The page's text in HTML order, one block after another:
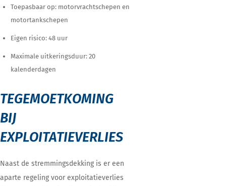
Toepasbaar op: motorvrachtschepen en
motortankschepen
Eigen risico: 48 uur
Maximale uitkeringsduur: 20
kalenderdagen
TEGEMOETKOMING
BIJ
EXPLOITATIEVERLIES
Naast de stremmingsdekking is er een
aparte regeling voor exploitatieverlies